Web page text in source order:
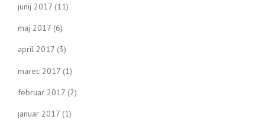
junij 2017 (11)
maj 2017 (6)
april 2017 (3)
marec 2017 (1)
februar 2017 (2)
januar 2017 (1)